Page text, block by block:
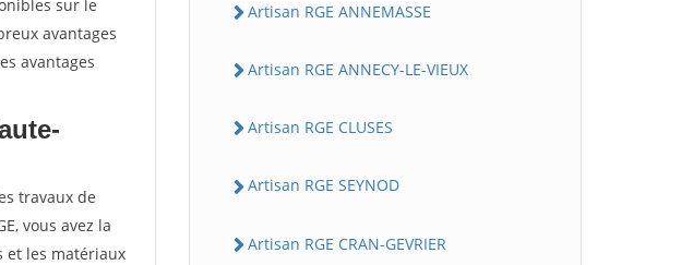
sur le
avantages
avantages
travaux de
vous avez la
et les matériaux
Artisan RGE ANNEMASSE
Artisan RGE ANNECY-LE-VIEUX
Artisan RGE CLUSES
Artisan RGE SEYNOD
Artisan RGE CRAN-GEVRIER